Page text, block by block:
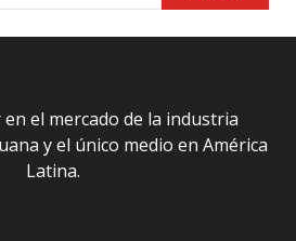
el mercado de la industria
y el único medio en América
Latina.